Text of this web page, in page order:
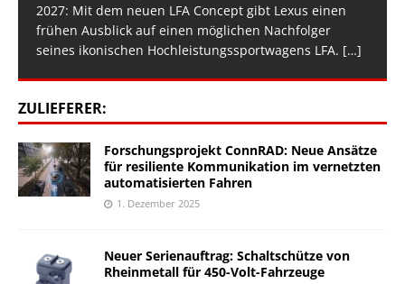
2027: Mit dem neuen LFA Concept gibt Lexus einen
frühen Ausblick auf einen möglichen Nachfolger
seines ikonischen Hochleistungssportwagens LFA. […]
ZULIEFERER:
Forschungsprojekt ConnRAD: Neue Ansätze
für resiliente Kommunikation im vernetzten
automatisierten Fahren
1. Dezember 2025
Neuer Serienauftrag: Schaltschütze von
Rheinmetall für 450-Volt-Fahrzeuge